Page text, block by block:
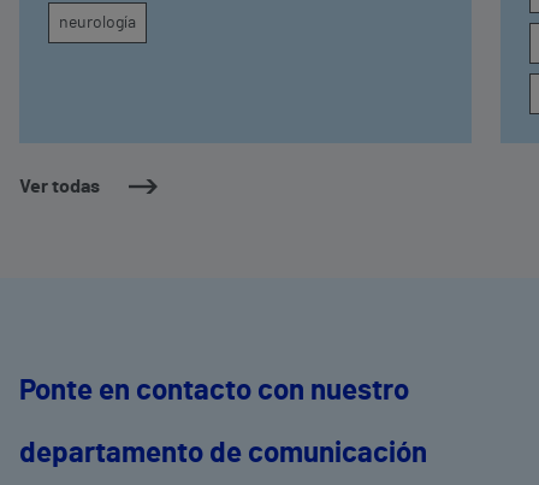
Ver todas
neurología
Ponte en contacto con nuestro
departamento de comunicación